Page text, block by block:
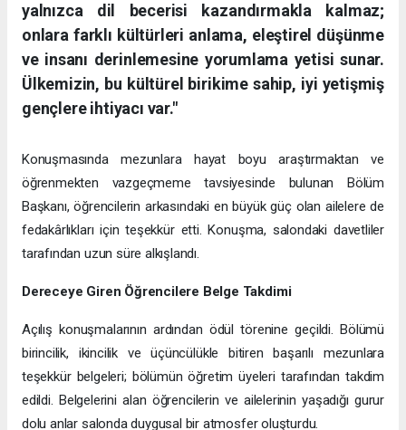
yalnızca dil becerisi kazandırmakla kalmaz;
onlara farklı kültürleri anlama, eleştirel düşünme
ve insanı derinlemesine yorumlama yetisi sunar.
Ülkemizin, bu kültürel birikime sahip, iyi yetişmiş
gençlere ihtiyacı var."
Konuşmasında mezunlara hayat boyu araştırmaktan ve
öğrenmekten vazgeçmeme tavsiyesinde bulunan Bölüm
Başkanı, öğrencilerin arkasındaki en büyük güç olan ailelere de
fedakârlıkları için teşekkür etti. Konuşma, salondaki davetliler
tarafından uzun süre alkışlandı.
Dereceye Giren Öğrencilere Belge Takdimi
Açılış konuşmalarının ardından ödül törenine geçildi. Bölümü
birincilik, ikincilik ve üçüncülükle bitiren başarılı mezunlara
teşekkür belgeleri; bölümün öğretim üyeleri tarafından takdim
edildi. Belgelerini alan öğrencilerin ve ailelerinin yaşadığı gurur
dolu anlar salonda duygusal bir atmosfer oluşturdu.